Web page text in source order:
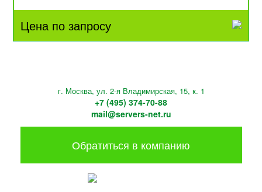
Цена по запросу
г. Москва, ул. 2-я Владимирская, 15, к. 1
+7 (495) 374-70-88
mail@servers-net.ru
Обратиться в компанию